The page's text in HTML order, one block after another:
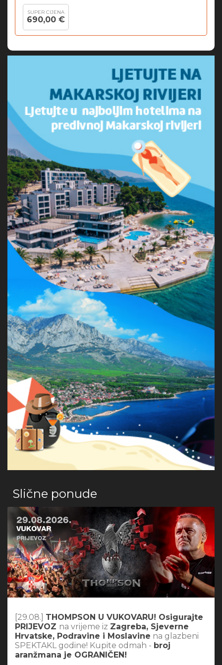
SUPER CIJENA
690,00 €
Slične ponude
[29.08.] THOMPSON U VUKOVARU! Osigurajte
PRIJEVOZ na vrijeme iz Zagreba, Sjeverne
Hrvatske, Podravine i Moslavine na glazbeni
SPEKTAKL godine! Kupite odmah - broj
aranžmana je OGRANIČEN!